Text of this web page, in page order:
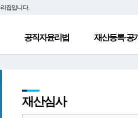
집입니다.
공직자윤리법 재산등록·공
재산심사